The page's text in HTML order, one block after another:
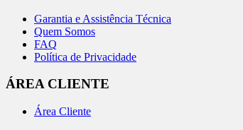
Garantia e Assistência Técnica
Quem Somos
FAQ
Política de Privacidade
ÁREA CLIENTE
Área Cliente